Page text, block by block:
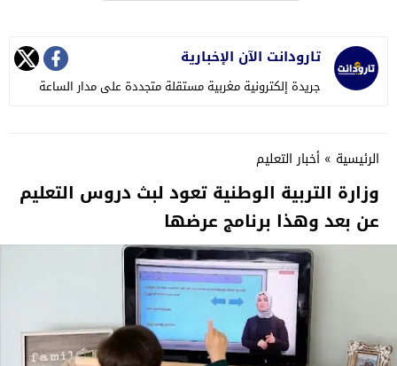
تارودانت الآن الإخبارية
جريدة إلكترونية مغربية مستقلة متجددة على مدار الساعة
الرئيسية » أخبار التعليم
وزارة التربية الوطنية تعود لبث دروس التعليم
عن بعد وهذا برنامج عرضها